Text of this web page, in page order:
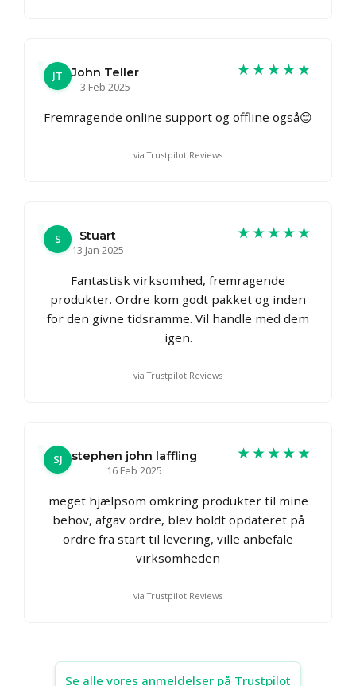
JT
John Teller
3 Feb 2025
★★★★★
Fremragende online support og offline også😊
via Trustpilot Reviews
S
Stuart
13 Jan 2025
★★★★★
Fantastisk virksomhed, fremragende
produkter. Ordre kom godt pakket og inden
for den givne tidsramme. Vil handle med dem
igen.
via Trustpilot Reviews
SJ
stephen john laffling
16 Feb 2025
★★★★★
meget hjælpsom omkring produkter til mine
behov, afgav ordre, blev holdt opdateret på
ordre fra start til levering, ville anbefale
virksomheden
via Trustpilot Reviews
Se alle vores anmeldelser på Trustpilot